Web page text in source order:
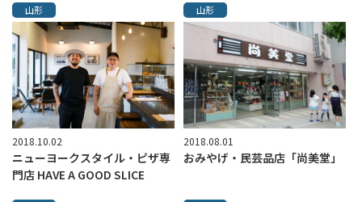
山形
2018.10.02
ニューヨークスタイル・ピザ専
門店 HAVE A GOOD SLICE
山形
2018.08.01
おみやげ・民芸品店「尚美堂」